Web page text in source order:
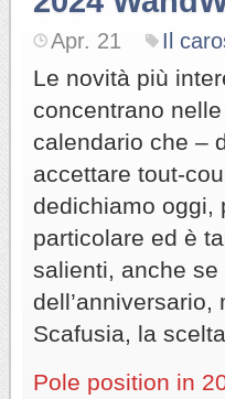
Apr. 21 Il
Le novità più
concentrano
calendario che –
accettare tout-
dedichiamo oggi,
particolare ed è
salienti, anche se
Scafusia, la
Pole position in